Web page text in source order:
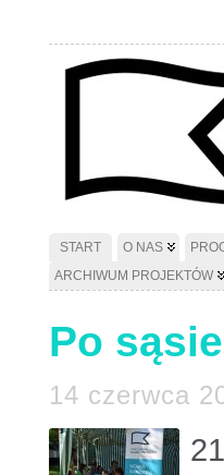
START O NAS
ARCHIWUM PROJEKTÓW
Po
14 czerwca